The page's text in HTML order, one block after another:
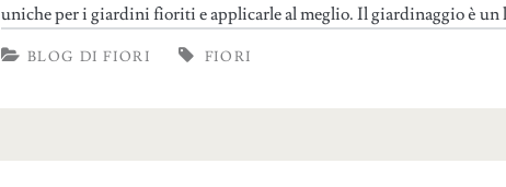
uniche per i giardini fioriti e applicarle al meglio. Il giardinaggio è un
BLOG DI FIORI FIORI